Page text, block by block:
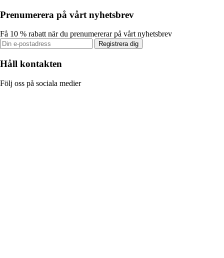
Prenumerera på vårt nyhetsbrev
Få 10 % rabatt när du prenumererar på vårt nyhetsbrev
Registrera dig
Håll kontakten
Följ oss på sociala medier